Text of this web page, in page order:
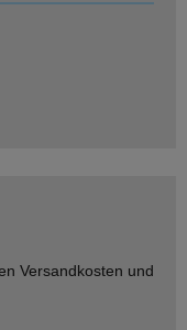
Versandkosten und